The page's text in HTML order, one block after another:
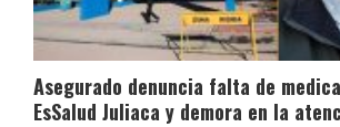
Asegurado denuncia falta de
EsSalud Juliaca y demora en la